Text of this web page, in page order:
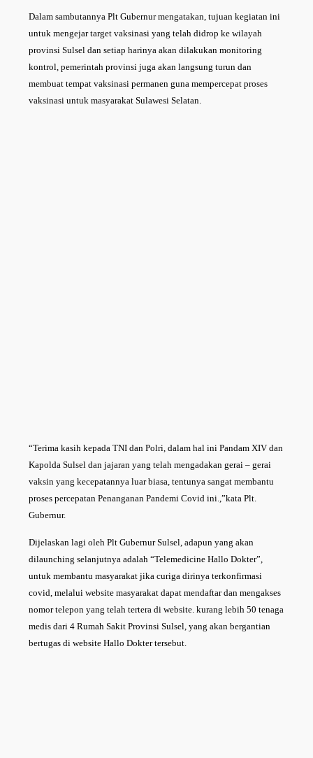
Dalam sambutannya Plt Gubernur mengatakan, tujuan kegiatan ini
untuk mengejar target vaksinasi yang telah didrop ke wilayah
provinsi Sulsel dan setiap harinya akan dilakukan monitoring
kontrol, pemerintah provinsi juga akan langsung turun dan
membuat tempat vaksinasi permanen guna mempercepat proses
vaksinasi untuk masyarakat Sulawesi Selatan.
“Terima kasih kepada TNI dan Polri, dalam hal ini Pandam XIV dan
Kapolda Sulsel dan jajaran yang telah mengadakan gerai – gerai
vaksin yang kecepatannya luar biasa, tentunya sangat membantu
proses percepatan Penanganan Pandemi Covid ini.,”kata Plt.
Gubernur.
Dijelaskan lagi oleh Plt Gubernur Sulsel, adapun yang akan
dilaunching selanjutnya adalah “Telemedicine Hallo Dokter”,
untuk membantu masyarakat jika curiga dirinya terkonfirmasi
covid, melalui website masyarakat dapat mendaftar dan mengakses
nomor telepon yang telah tertera di website. kurang lebih 50 tenaga
medis dari 4 Rumah Sakit Provinsi Sulsel, yang akan bergantian
bertugas di website Hallo Dokter tersebut.